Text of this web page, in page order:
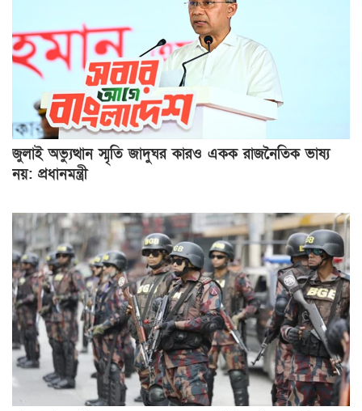
জুলাই অভ্যুত্থান স্মৃতি জাদুঘর কারও একক রাজনৈতিক ভাষ্য
নয়: প্রধানমন্ত্রী